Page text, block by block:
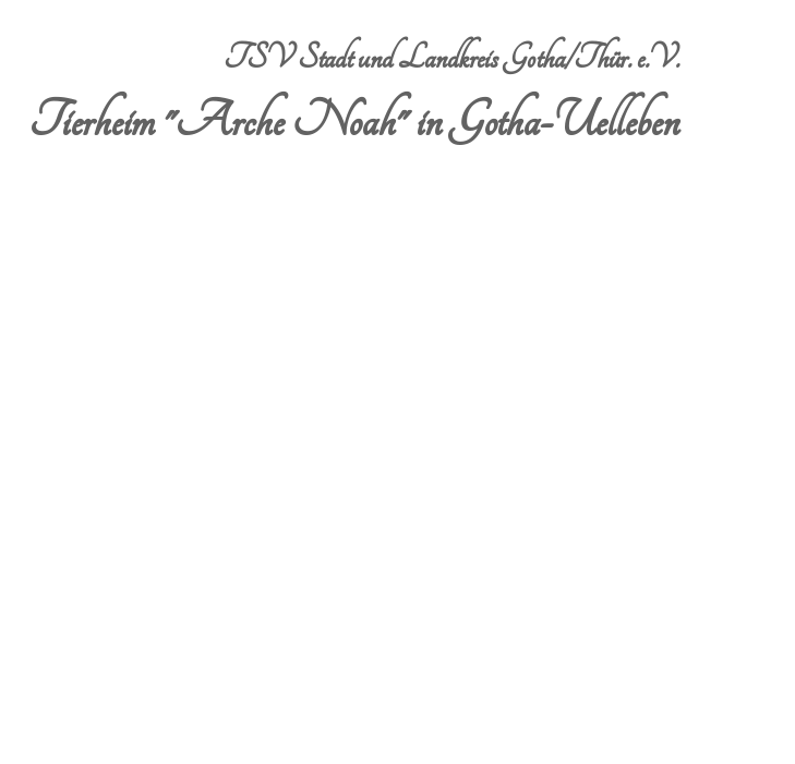
TSV Stadt und Landkreis Gotha/Thür. e.V.
Tierheim "Arche Noah" in Gotha-Uelleben